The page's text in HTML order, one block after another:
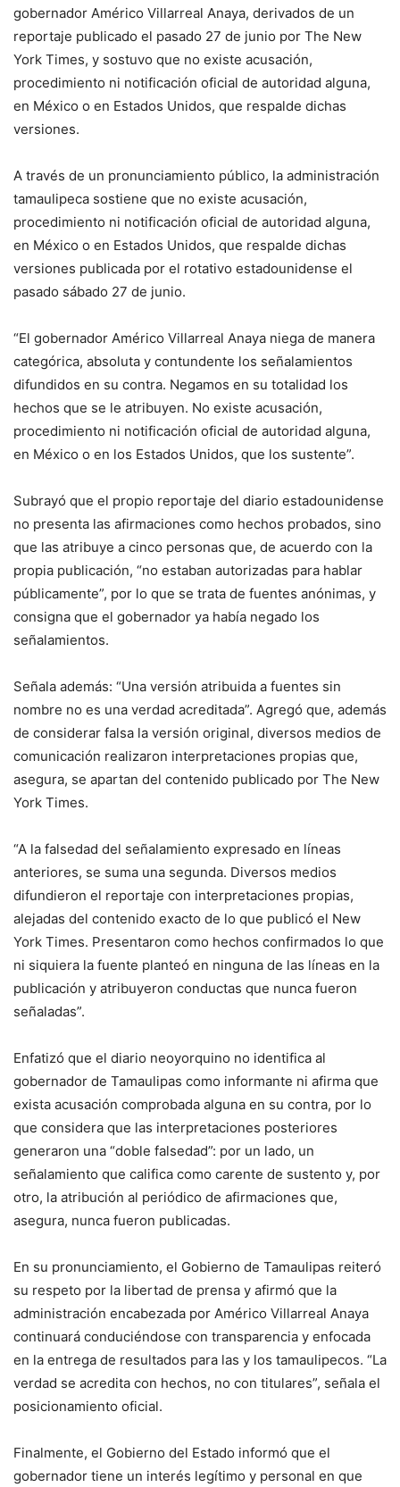
gobernador Américo Villarreal Anaya, derivados de un
reportaje publicado el pasado 27 de junio por The New
York Times, y sostuvo que no existe acusación,
procedimiento ni notificación oficial de autoridad alguna,
en México o en Estados Unidos, que respalde dichas
versiones.
A través de un pronunciamiento público, la administración
tamaulipeca sostiene que no existe acusación,
procedimiento ni notificación oficial de autoridad alguna,
en México o en Estados Unidos, que respalde dichas
versiones publicada por el rotativo estadounidense el
pasado sábado 27 de junio.
“El gobernador Américo Villarreal Anaya niega de manera
categórica, absoluta y contundente los señalamientos
difundidos en su contra. Negamos en su totalidad los
hechos que se le atribuyen. No existe acusación,
procedimiento ni notificación oficial de autoridad alguna,
en México o en los Estados Unidos, que los sustente”.
Subrayó que el propio reportaje del diario estadounidense
no presenta las afirmaciones como hechos probados, sino
que las atribuye a cinco personas que, de acuerdo con la
propia publicación, “no estaban autorizadas para hablar
públicamente”, por lo que se trata de fuentes anónimas, y
consigna que el gobernador ya había negado los
señalamientos.
Señala además: “Una versión atribuida a fuentes sin
nombre no es una verdad acreditada”. Agregó que, además
de considerar falsa la versión original, diversos medios de
comunicación realizaron interpretaciones propias que,
asegura, se apartan del contenido publicado por The New
York Times.
“A la falsedad del señalamiento expresado en líneas
anteriores, se suma una segunda. Diversos medios
difundieron el reportaje con interpretaciones propias,
alejadas del contenido exacto de lo que publicó el New
York Times. Presentaron como hechos confirmados lo que
ni siquiera la fuente planteó en ninguna de las líneas en la
publicación y atribuyeron conductas que nunca fueron
señaladas”.
Enfatizó que el diario neoyorquino no identifica al
gobernador de Tamaulipas como informante ni afirma que
exista acusación comprobada alguna en su contra, por lo
que considera que las interpretaciones posteriores
generaron una “doble falsedad”: por un lado, un
señalamiento que califica como carente de sustento y, por
otro, la atribución al periódico de afirmaciones que,
asegura, nunca fueron publicadas.
En su pronunciamiento, el Gobierno de Tamaulipas reiteró
su respeto por la libertad de prensa y afirmó que la
administración encabezada por Américo Villarreal Anaya
continuará conduciéndose con transparencia y enfocada
en la entrega de resultados para las y los tamaulipecos. “La
verdad se acredita con hechos, no con titulares”, señala el
posicionamiento oficial.
Finalmente, el Gobierno del Estado informó que el
gobernador tiene un interés legítimo y personal en que